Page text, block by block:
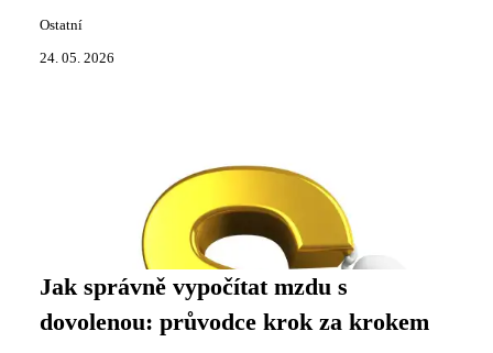
Ostatní
24. 05. 2026
Jak správně vypočítat mzdu s
dovolenou: průvodce krok za krokem